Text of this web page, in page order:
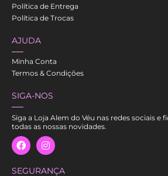
Política de Entrega
Política de Trocas
AJUDA
Minha Conta
Termos & Condições
SIGA-NOS
Siga a Loja Alem do Véu nas redes sociais e
todas as nossas novidades.
SEGURANÇA